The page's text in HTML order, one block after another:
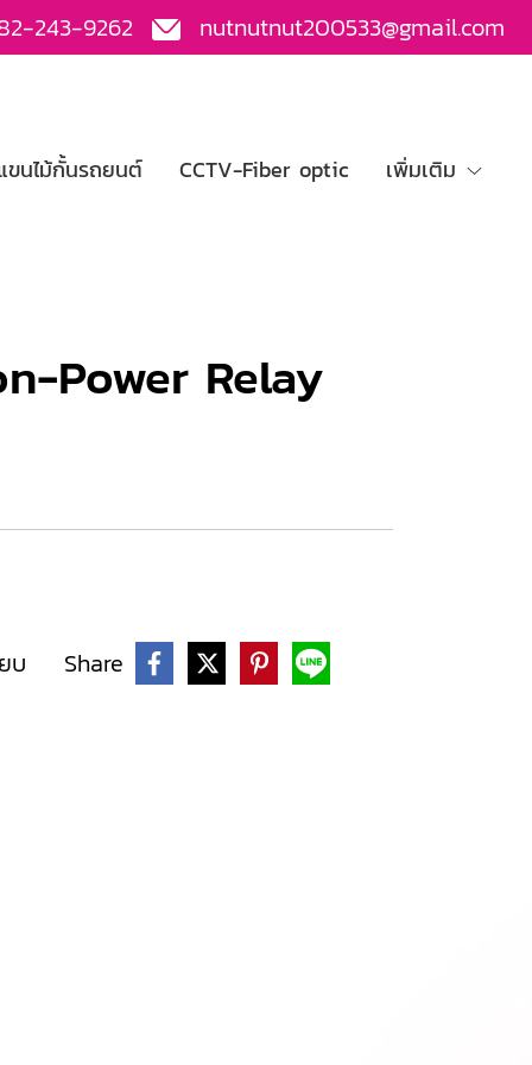
243-9262 nutnutnut200533@gmail.com
ขนไม้กั้นรถยนต์ CCTV-Fiber optic เพิ่มเติม
Power Relay
บ Share